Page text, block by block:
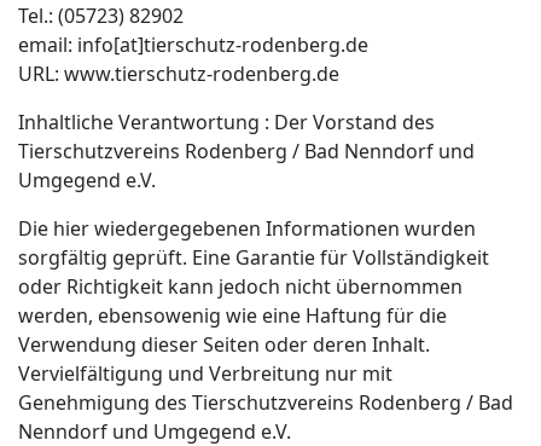
Tel.: (05723) 82902
email: info[at]tierschutz-rodenberg.de
URL: www.tierschutz-rodenberg.de
Inhaltliche Verantwortung : Der Vorstand des
Tierschutzvereins Rodenberg / Bad Nenndorf und
Umgegend e.V.
Die hier wiedergegebenen Informationen wurden
sorgfältig geprüft. Eine Garantie für Vollständigkeit
oder Richtigkeit kann jedoch nicht übernommen
werden, ebensowenig wie eine Haftung für die
Verwendung dieser Seiten oder deren Inhalt.
Vervielfältigung und Verbreitung nur mit
Genehmigung des Tierschutzvereins Rodenberg / Bad
Nenndorf und Umgegend e.V.